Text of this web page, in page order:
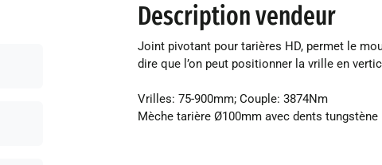
Description vendeur
Joint pivotant pour tarières HD, permet le
dire que l’on peut positionner la vrille en
Vrilles: 75-900mm; Couple: 3874Nm
Mèche tarière Ø100mm avec dents tungstène